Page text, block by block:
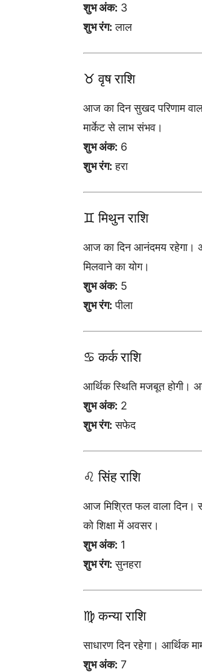
शुभ अंक: 3
शुभ रंग: लाल
♉ वृष राशि
आज का दिन सुखद परिणाम
मार्केट से लाभ संभव।
शुभ अंक: 6
शुभ रंग: हरा
♊ मिथुन राशि
आज का दिन आनंदमय रहेगा।
मिलवाने का योग।
शुभ अंक: 5
शुभ रंग: पीला
♋ कर्क राशि
आर्थिक स्थिति मजबूत होगी।
शुभ अंक: 2
शुभ रंग: सफेद
♌ सिंह राशि
आज मिश्रित फल वाला दिन।
को शिक्षा में अवसर।
शुभ अंक: 1
शुभ रंग: सुनहरा
♍ कन्या राशि
साधारण दिन रहेगा। आर्थिक
शुभ अंक: 7